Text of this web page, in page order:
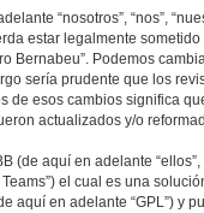
“nosotros”, “nos”,
estar legalmente
Bernabeu”. Podemos
sería prudente que los
de esos cambios significa
actualizados y/o
aquí en adelante “ellos”,
Teams”) el cual es una
aquí en adelante “GPL”) y